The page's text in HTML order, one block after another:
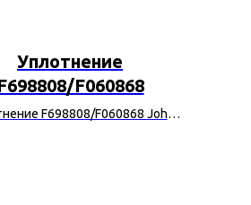
Уплотнение
F060868
F698808/F060868 John